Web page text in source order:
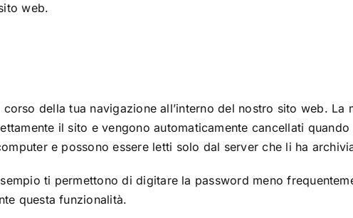
web.
della tua navigazione all’interno del nostro sito web. La
il sito e vengono automaticamente cancellati
e possono essere letti solo dal server che li ha
ti permettono di digitare la password meno
questa funzionalità.